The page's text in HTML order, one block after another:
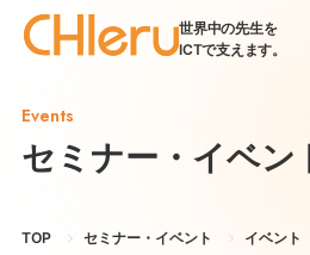
世界中の先生を
ICTで支えます。
Events
セミナー・イベン
TOP セミナー・イベント イベント